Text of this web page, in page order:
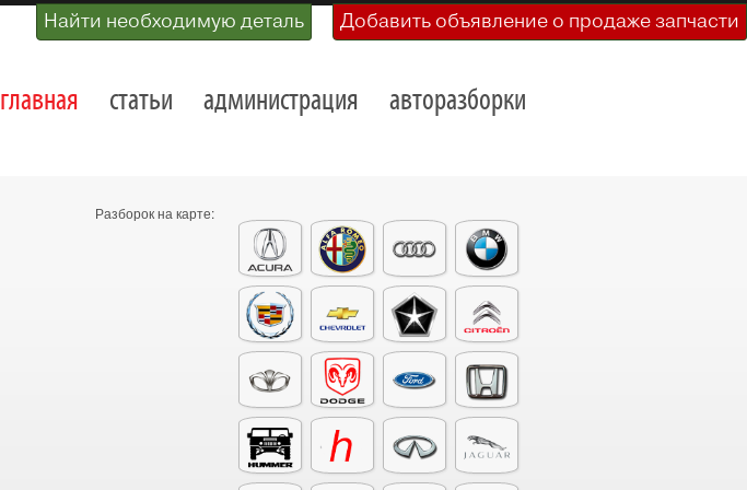
Найти необходимую деталь Добавить объявление о продаже запчасти
главная статьи администрация авторазборки
Разборок на карте: